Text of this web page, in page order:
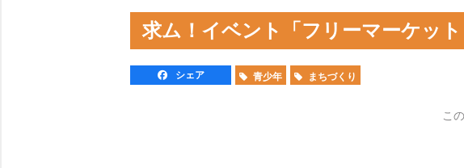
求ム！イベント「フリーマーケッ
シェア 青少年 まちづくり
こ